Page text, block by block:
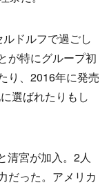
ドルフで過ごし
が特にグループ初
り、2016年に発売
選ばれたりもし
清宮が加入。2人
だった。アメリカ